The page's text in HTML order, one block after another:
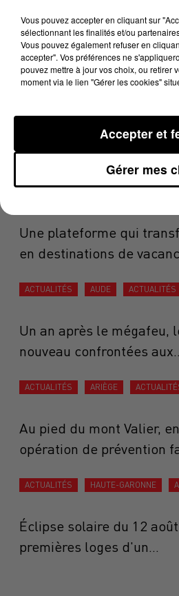
Lozère : un incendie
une vingtaine de...
ACTUALITÉS TARN ACTUALITÉS
Éclipse du 12 août : le
vivre un spectacle...
OCCITANIE
Une plateforme qui
en destinations de
ACTUALITÉS AUDE ACTUALITÉS
Un an après le mégafeu,
nouveau confrontées
ACTUALITÉS ARIÈGE
Au pied du mont Valier,
opération de prévention
ACTUALITÉS HAUTE-GARONNE
Éclipse solaire du 12
premières loges d'un...
Vous pouvez accepter en cliquant sur
sélectionnant les finalités et/ou
Vous pouvez également refuser en
accepter". Vos préférences ne
pouvez mettre à jour vos choix, ou retirer
moment via le lien "Gérer les cookies"
Gérer mes
Accepter et